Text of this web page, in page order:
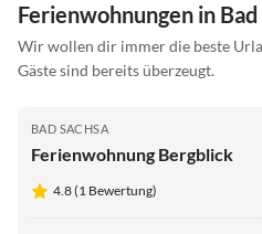
Ferienwohnungen in Bad
Wir wollen dir immer die beste
Gäste sind bereits überzeugt.
BAD SACHSA
Ferienwohnung Bergblick
4.8 (1 Bewertung)